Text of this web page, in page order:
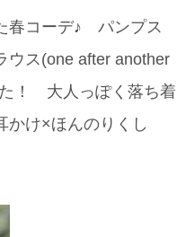
春コーデ♪ パンプス
ウス(one after another
た！ 大人っぽく落ち着
かけ×ほんのりくし